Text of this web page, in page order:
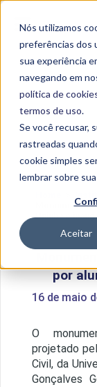
Nós utilizamos
preferências dos
sua experiência
navegando em
política de
termos de uso.
Se você recusar,
rastreadas
cookie simples
lembrar sobre
Aceitar
Monumento
Uniube é
por
16 de maio
O
projetado
Civil, da
Gonçalves